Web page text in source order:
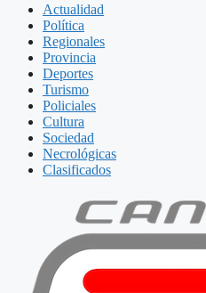
Actualidad
Política
Regionales
Provincia
Deportes
Turismo
Policiales
Cultura
Sociedad
Necrológicas
Clasificados